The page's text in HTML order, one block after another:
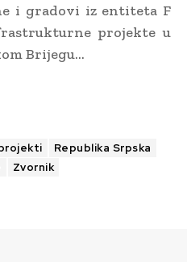
i gradovi iz entiteta F
projekte u
Brijegu…
Republika Srpska
Zvornik